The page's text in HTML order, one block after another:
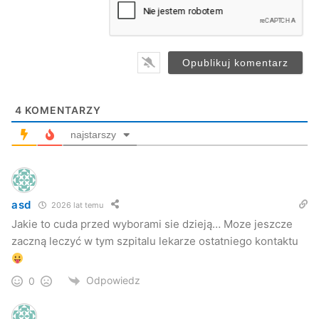
zdjęcia jest uciążliwe dla pacjentów, którzy muszą
przemieszczać się między budynkami, podróżując niemal
zaznacza Wicestarosta Franciszek
Jasielski szpital będzie rozbudowany
Rozbudowa szpitala ma obejmować swym zakresem
poznieczuleniowego, centralną sterylizatornią, szatnią dla
personelu, pomieszczeniami technicznymi oraz dwoma
4 KOMENTARZY
najstarszy
asd 2026 lat temu
Jakie to cuda przed wyborami sie dzieją… Moze jeszcze
zaczną leczyć w tym szpitalu lekarze ostatniego kontaktu
0 Odpowiedz